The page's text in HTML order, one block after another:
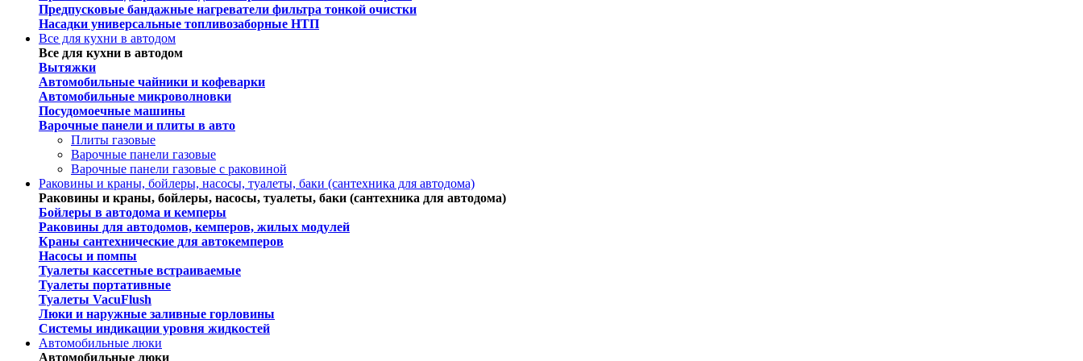
Предпусковые бандажные нагреватели фильтра тонкой очистки
Насадки универсальные топливозаборные НТП
Все для кухни в автодом
Все для кухни в автодом
Вытяжки
Автомобильные чайники и кофеварки
Автомобильные микроволновки
Посудомоечные машины
Варочные панели и плиты в авто
Плиты газовые
Варочные панели газовые
Варочные панели газовые c раковиной
Раковины и краны, бойлеры, насосы, туалеты, баки (сантехника для автодома)
Раковины и краны, бойлеры, насосы, туалеты, баки (сантехника для автодома)
Бойлеры в автодома и кемперы
Раковины для автодомов, кемперов, жилых модулей
Краны сантехнические для автокемперов
Насосы и помпы
Туалеты кассетные встраиваемые
Туалеты портативные
Туалеты VacuFlush
Люки и наружные заливные горловины
Системы индикации уровня жидкостей
Автомобильные люки
Автомобильные люки